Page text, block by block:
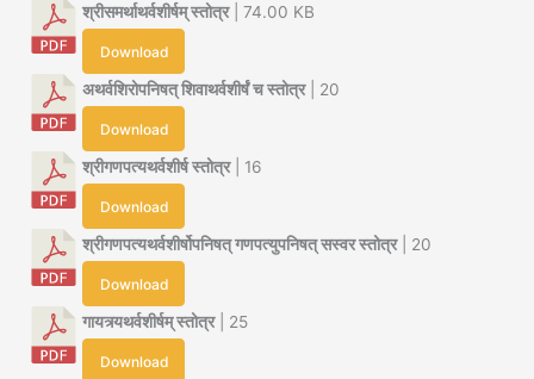
श्रीसमर्थाथर्वशीर्षम् स्तोत्र| 74.00 KB
Download
अथर्वशिरोपनिषत् शिवाथर्वशीर्षं च स्तोत्र| 20
Download
श्रीगणपत्यथर्वशीर्ष स्तोत्र| 16
Download
श्रीगणपत्यथर्वशीर्षोपनिषत् गणपत्युपनिषत् सस्वर स्तोत्र| 20
Download
गायत्र्यथर्वशीर्षम् स्तोत्र| 25
Download